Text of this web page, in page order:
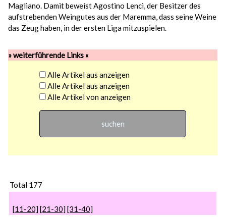
Magliano. Damit beweist Agostino Lenci, der Besitzer des
aufstrebenden Weingutes aus der Maremma, dass seine Weine
das Zeug haben, in der ersten Liga mitzuspielen.
» weiterführende Links «
Alle Artikel ausanzeigen
Alle Artikel ausanzeigen
Alle Artikel vonanzeigen
Total 177
[11-20][21-30][31-40]